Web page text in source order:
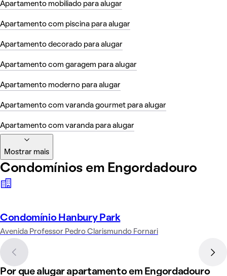
Apartamento mobiliado para alugar
Apartamento com piscina para alugar
Apartamento decorado para alugar
Apartamento com garagem para alugar
Apartamento moderno para alugar
Apartamento com varanda gourmet para alugar
Apartamento com varanda para alugar
Mostrar mais
Condomínios em Engordadouro
Condomínio Hanbury Park
Avenida Professor Pedro Clarismundo Fornari
Por que alugar apartamento em Engordadouro